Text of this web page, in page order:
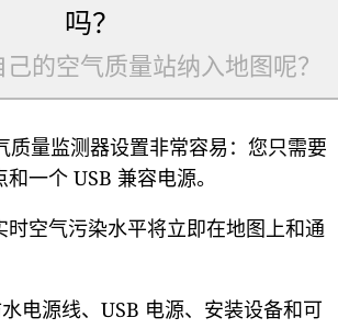
吗？
的空气质量站纳入地图呢？
质量监测器设置非常容易：您只需要
一个 USB 兼容电源。
时空气污染水平将立即在地图上和通
电源线、USB 电源、安装设备和可